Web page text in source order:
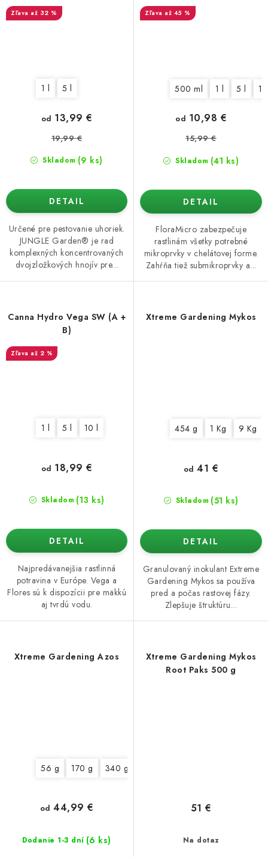
až 32 %
1 l 5 l
Skladom (9 ks)
od 13,99 €
19,99 €
DETAIL
Určené pre pestovanie uhoriek.
JUNGLE Garden® je rad
komplexných koncentrovaných
dvojzložkových hnojív pre...
až 45 %
500 ml 1 l 5 l
Skladom (41 ks)
od 10,98 €
15,99 €
DETAIL
FloraMicro zabezpečuje
rastlinám všetky potrebné
mikroprvky v chelátovej forme.
Zahŕňa tiež submikroprvky a...
Canna Hydro Vega SW (A +
B)
až 2 %
1 l 5 l 10 l
Skladom (13 ks)
od 18,99 €
DETAIL
Najpredávanejšia rastlinná
potravina v Európe. Vega a
Flores sú k dispozícii pre mäkkú
aj tvrdú vodu.
Xtreme Gardening Mykos
454 g 1 Kg 9 Kg
Skladom (51 ks)
od 41 €
DETAIL
Granulovaný inokulant Extreme
Gardening Mykos sa používa
pred a počas rastovej fázy.
Zlepšuje štruktúru...
Xtreme Gardening Azos
56 g 170 g 340 g
Dodanie 1-3 dní (6 ks)
od 44,99 €
Xtreme Gardening Mykos
Root Paks 500 g
Na dotaz
51 €